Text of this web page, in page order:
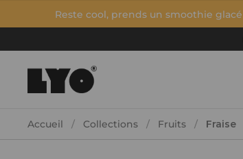
Passer au contenu
Reste cool, prends un smoothie glacé
Accueil / Collections / Fruits / Fraise